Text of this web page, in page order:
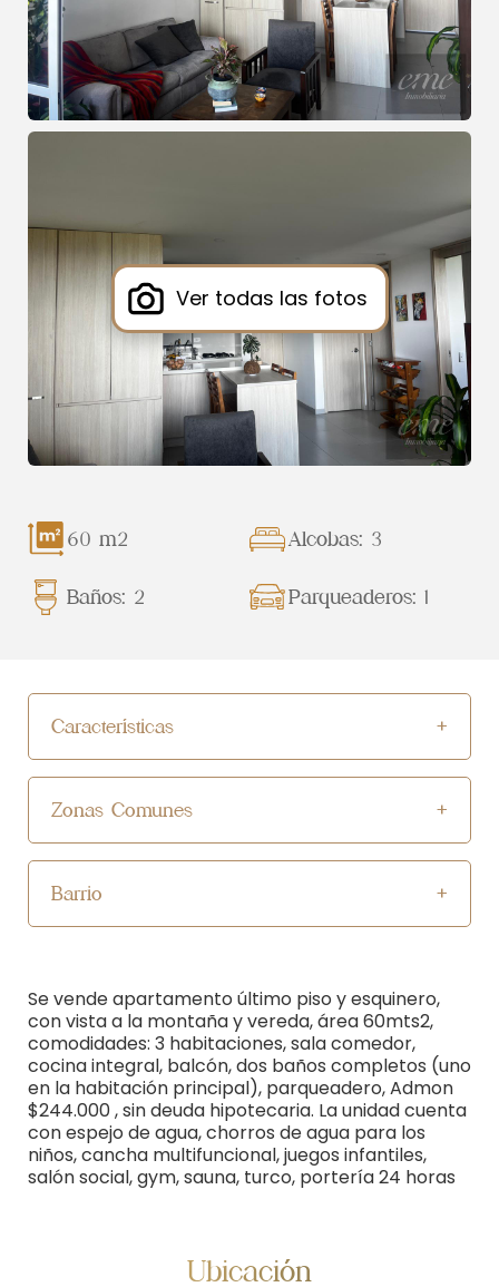
Ver todas las fotos
60 m2 Alcobas: 3
Baños: 2 Parqueaderos: 1
Características
Zonas Comunes
Barrio
Se vende apartamento último piso y esquinero,
con vista a la montaña y vereda, área 60mts2,
comodidades: 3 habitaciones, sala comedor,
cocina integral, balcón, dos baños completos (uno
en la habitación principal), parqueadero, Admon
$244.000 , sin deuda hipotecaria. La unidad cuenta
con espejo de agua, chorros de agua para los
niños, cancha multifuncional, juegos infantiles,
salón social, gym, sauna, turco, portería 24 horas
Ubicación